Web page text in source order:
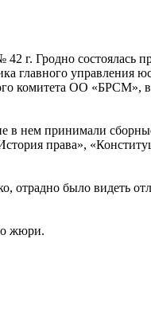
г. Гродно состоялась
главного управления
комитета ОО «БРСМ»,
в нем принимали
права»,
отрадно было видеть
жюри.